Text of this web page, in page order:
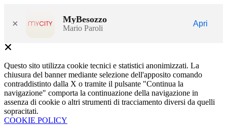
× MyBesozzo
Mario Paroli
Apri
Questo sito utilizza cookie tecnici e statistici anonimizzati. La
chiusura del banner mediante selezione dell'apposito comando
contraddistinto dalla X o tramite il pulsante "Continua la
navigazione" comporta la continuazione della navigazione in
assenza di cookie o altri strumenti di tracciamento diversi da quelli
sopracitati.
COOKIE POLICY